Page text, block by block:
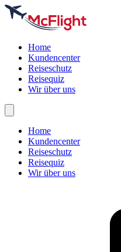
Home
Kundencenter
Reiseschutz
Reisequiz
Wir über uns
Home
Kundencenter
Reiseschutz
Reisequiz
Wir über uns